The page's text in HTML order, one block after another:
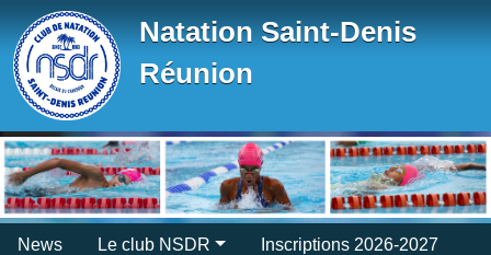
Natation Saint-Denis
Réunion
News Le club NSDR Inscriptions 2026-2027
Panneau de gestion des cookies